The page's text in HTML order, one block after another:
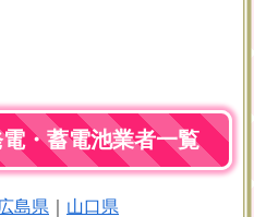
・蓄電池業者一覧
広島県 山口県